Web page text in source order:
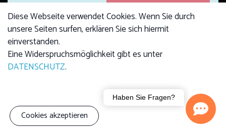
Anmeldungen sind
geschlossen
Anmeldungen
geschlossen
4,00 €
Familie (3 Personen):
Diese Webseite verwendet Cookies. Wenn Sie durch
unsere Seiten surfen, erklären Sie sich hiermit
einverstanden.
Eine Widerspruchsmöglichkeit gibt es unter
DATENSCHUTZ.
Cookies akzeptieren
Haben Sie Fragen?